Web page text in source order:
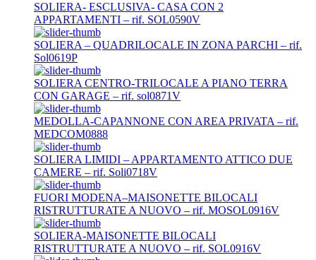
SOLIERA- ESCLUSIVA- CASA CON 2
APPARTAMENTI – rif. SOL0590V
SOLIERA – QUADRILOCALE IN ZONA PARCHI – rif.
Sol0619P
SOLIERA CENTRO-TRILOCALE A PIANO TERRA
CON GARAGE – rif. sol0871V
MEDOLLA-CAPANNONE CON AREA PRIVATA – rif.
MEDCOM0888
SOLIERA LIMIDI – APPARTAMENTO ATTICO DUE
CAMERE – rif. Soli0718V
FUORI MODENA–MAISONETTE BILOCALI
RISTRUTTURATE A NUOVO – rif. MOSOL0916V
SOLIERA-MAISONETTE BILOCALI
RISTRUTTURATE A NUOVO – rif. SOL0916V